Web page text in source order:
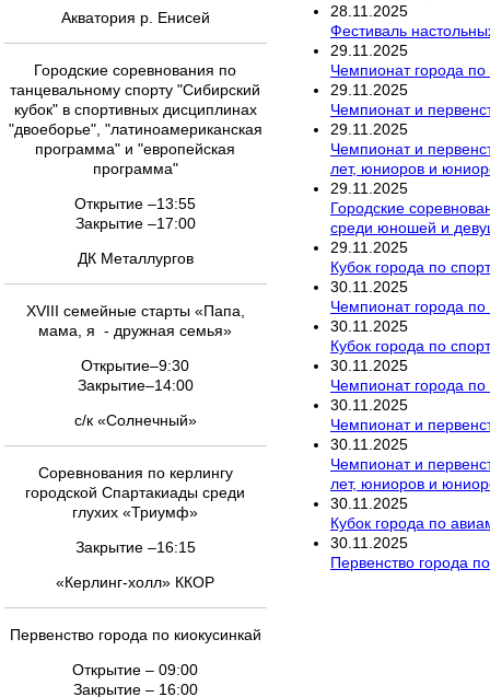
Акватория р. Енисей
Городские соревнования по
танцевальному спорту "Сибирский
кубок" в спортивных дисциплинах
"двоеборье", "латиноамериканская
программа" и "европейская
программа"
Открытие –13:55
Закрытие –17:00
ДК Металлургов
XVIII семейные старты «Папа,
мама, я - дружная семья»
Открытие–9:30
Закрытие–14:00
с/к «Солнечный»
Соревнования по керлингу
городской Спартакиады среди
глухих «Триумф»
Закрытие –16:15
«Керлинг-холл» ККОР
Первенство города по киокусинкай
Открытие – 09:00
Закрытие – 16:00
28 11 2025
Фестиваль
29 11 2025
Чемпионат города
29 11 2025
Чемпионат и
29 11 2025
Чемпионат и
лет, юниоров и
29 11 2025
Городские
среди юношей и
29 11 2025
Кубок города по
30 11 2025
Чемпионат города
30 11 2025
Кубок города по
30 11 2025
Чемпионат города по
30 11 2025
Чемпионат и
30 11 2025
Чемпионат и
лет, юниоров и
30 11 2025
Кубок города по
30 11 2025
Первенство города